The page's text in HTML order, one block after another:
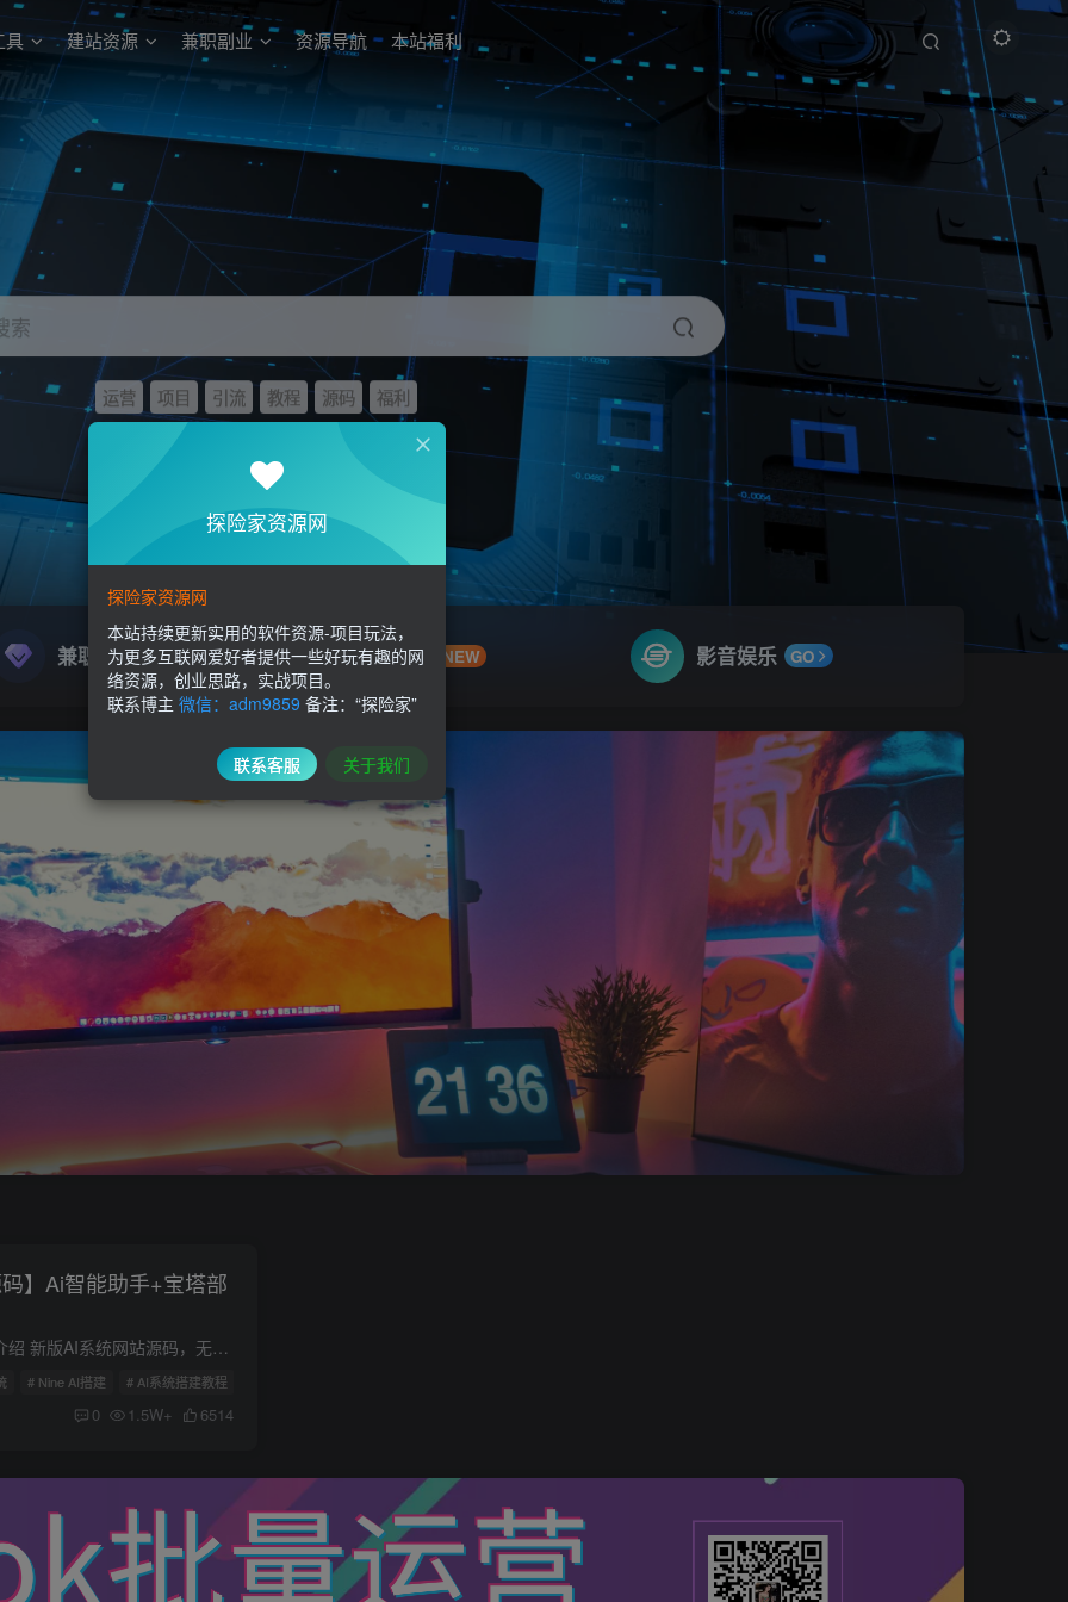
具 建站资源 兼职副业 资源导航 本站福利
索
运营 项目 引流 教程 源码 福利
兼职副业 精品源码 NEW 影音娱乐 GO
】Ai智能助手+宝塔部
Ai智能助手系统源码介绍 新版AI系统网站源码，无需授权，持续更新！ 此系统是基于ChatGPT开发的一个人工智能技术驱动的自然语言处理工具，它能够通过学习和理解人类的语言来进行对话，还能根据...
# Nine AI搭建 # AI系统搭建教程
0 1.5W+ 6514
探险家资源网
探险家资源网
本站持续更新实用的软件资源-项目玩法，
为更多互联网爱好者提供一些好玩有趣的网
络资源，创业思路，实战项目。
联系博主 微信：adm9859 备注：“探险家”
联系客服 关于我们